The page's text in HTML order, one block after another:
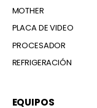
MOTHER
PLACA DE VIDEO
PROCESADOR
REFRIGERACIÓN
EQUIPOS